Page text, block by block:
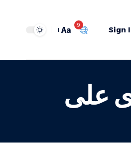
Sign
9
Aa
على